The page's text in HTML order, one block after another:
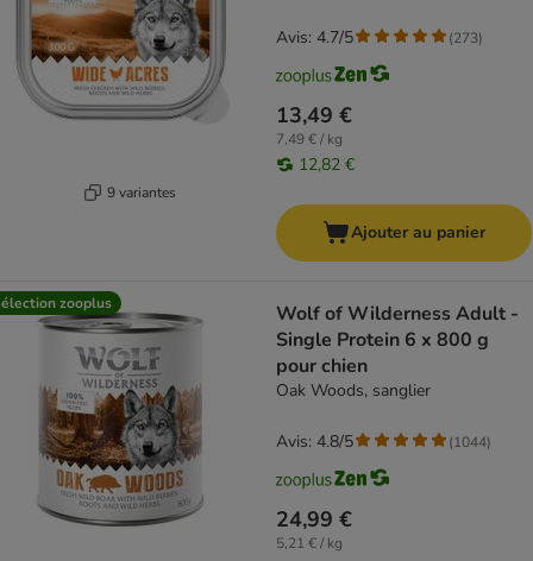
9 variantes
13,49 €
7,49 € / kg
12,82 €
Avis: 4.7/5 (273)
Ajouter au panier
zooplus
Wolf of Wilderness Adult -
Single Protein 6 x 800 g
pour chien
Oak Woods, sanglier
24,99 €
5,21 € / kg
Avis: 4.8/5 (1044)